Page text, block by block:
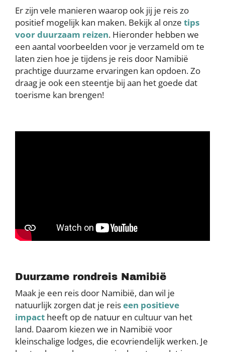
Er zijn vele manieren waarop ook jij je reis zo
positief mogelijk kan maken. Bekijk al onze tips
voor duurzaam reizen. Hieronder hebben we
een aantal voorbeelden voor je verzameld om te
laten zien hoe je tijdens je reis door Namibië
prachtige duurzame ervaringen kan opdoen. Zo
draag je ook een steentje bij aan het goede dat
toerisme kan brengen!
Duurzame rondreis Namibië
Maak je een reis door Namibië, dan wil je
natuurlijk zorgen dat je reiseen positieve
impact heeft op de natuur en cultuur van het
land. Daarom kiezen we in Namibië voor
kleinschalige lodges, die ecovriendelijk werken. Je